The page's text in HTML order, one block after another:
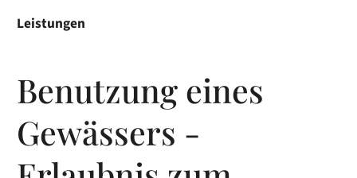
Leistungen
Benutzung eines
Gewässers -